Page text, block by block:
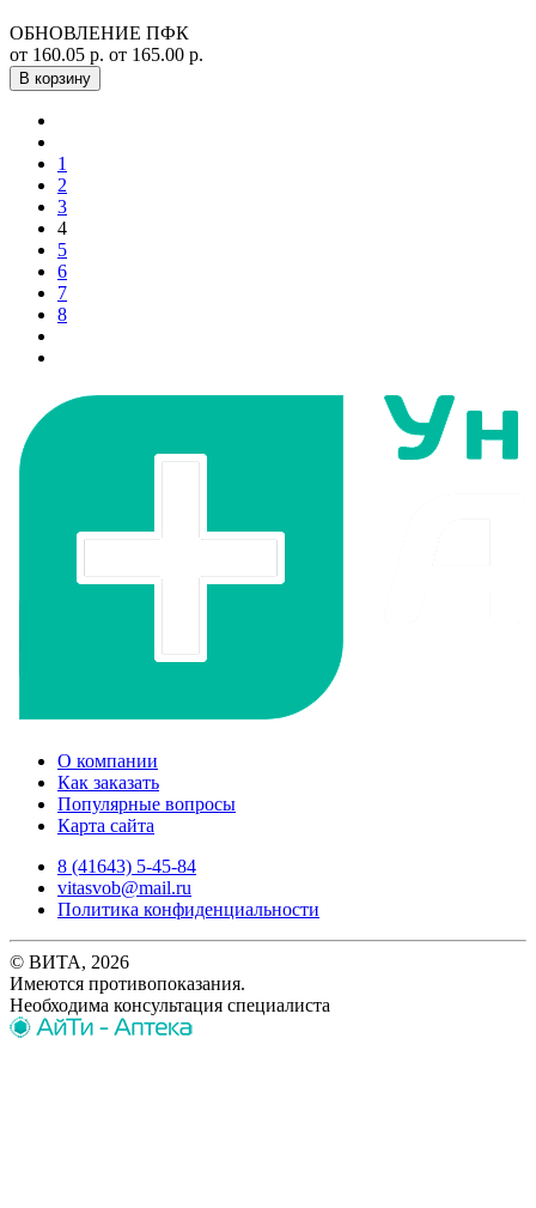
ОБНОВЛЕНИЕ ПФК
от 160.05 р. от 165.00 р.
В корзину
1
2
3
4
5
6
7
8
О компании
Как заказать
Популярные вопросы
Карта сайта
8 (41643) 5-45-84
vitasvob@mail.ru
Политика конфиденциальности
© ВИТА, 2026
Имеются противопоказания.
Необходима консультация специалиста